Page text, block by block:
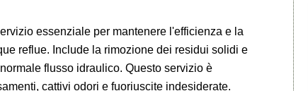
essenziale per mantenere l'efficienza e la
reflue. Include la rimozione dei residui solidi e
flusso idraulico. Questo servizio è
cattivi odori e fuoriuscite indesiderate.